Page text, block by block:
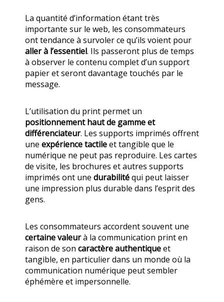
La quantité d’information étant très
importante sur le web, les consommateurs
ont tendance à survoler ce qu’ils voient pour
aller à l’essentiel. Ils passeront plus de temps
à observer le contenu complet d’un support
papier et seront davantage touchés par le
message.
L’utilisation du print permet un
positionnement haut de gamme et
différenciateur. Les supports imprimés offrent
une expérience tactileet tangible que le
numérique ne peut pas reproduire. Les cartes
de visite, les brochures et autres supports
imprimés ont une durabilitéqui peut laisser
une impression plus durable dans l’esprit des
gens.
Les consommateurs accordent souvent une
certaine valeurà la communication print en
raison de son caractère authentiqueet
tangible, en particulier dans un monde où la
communication numérique peut sembler
éphémère et impersonnelle.